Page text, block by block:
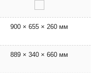
900 × 655 × 260 мм
889 × 340 × 660 мм